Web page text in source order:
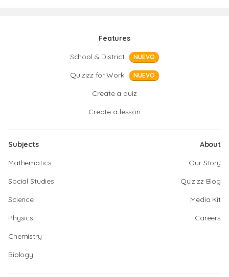
Features
School & District
NUEVO
Quizizz for Work NUEVO
Create a quiz
Create a lesson
Subjects
Mathematics
Social Studies
Science
Physics
Chemistry
Biology
About
Our Story
Quizizz Blog
Media Kit
Careers